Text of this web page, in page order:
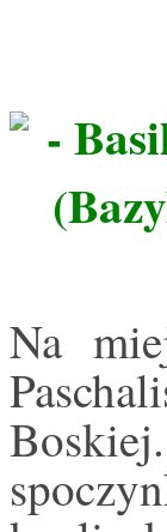
-
Na